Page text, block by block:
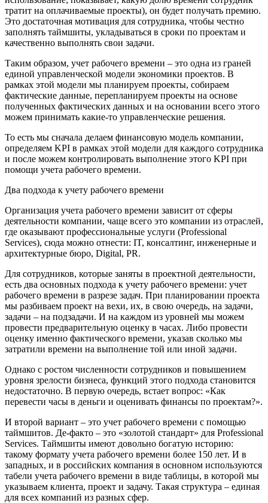
тратит на оплачиваемые проекты), он будет получать премию.
Это достаточная мотивация для сотрудника, чтобы честно
заполнять таймшиты, укладываться в сроки по проектам и
качественно выполнять свои задачи.
Таким образом, учет рабочего времени – это одна из граней
единой управленческой модели экономики проектов. В
рамках этой модели мы планируем проекты, собираем
фактические данные, перепланируем проекты на основе
полученных фактических данных и на основании всего этого
можем принимать какие-то управленческие решения.
То есть мы сначала делаем финансовую модель компании,
определяем KPI в рамках этой модели для каждого сотрудника
и после можем контролировать выполнение этого KPI при
помощи учета рабочего времени.
Два подхода к учету рабочего времени
Организация учета рабочего времени зависит от сферы
деятельности компании, чаще всего это компании из отраслей,
где оказывают профессиональные услуги (Professional
Services), сюда можно отнести: IT, консалтинг, инженерные и
архитектурные бюро, Digital, PR.
Для сотрудников, которые заняты в проектной деятельности,
есть два основных подхода к учету рабочего времени: учет
рабочего времени в разрезе задач. При планировании проекта
мы разбиваем проект на вехи, их, в свою очередь, на задачи,
задачи – на подзадачи. И на каждом из уровней мы можем
провести предварительную оценку в часах. Либо провести
оценку именно фактического времени, указав сколько мы
затратили времени на выполнение той или иной задачи.
Однако с ростом численности сотрудников и повышением
уровня зрелости бизнеса, функций этого подхода становится
недостаточно. В первую очередь, встает вопрос: «Как
перевести часы в деньги и оценивать финансы по проектам?».
И второй вариант – это учет рабочего времени с помощью
таймшитов. Де-факто – это «золотой стандарт» для Professional
Services. Таймшиты имеют довольно богатую историю:
такому формату учета рабочего времени более 150 лет. И в
западных, и в российских компания в основном используются
табели учета рабочего времени в виде таблицы, в которой мы
указываем клиента, проект и задачу. Такая структура – единая
для всех компаний из разных сфер.